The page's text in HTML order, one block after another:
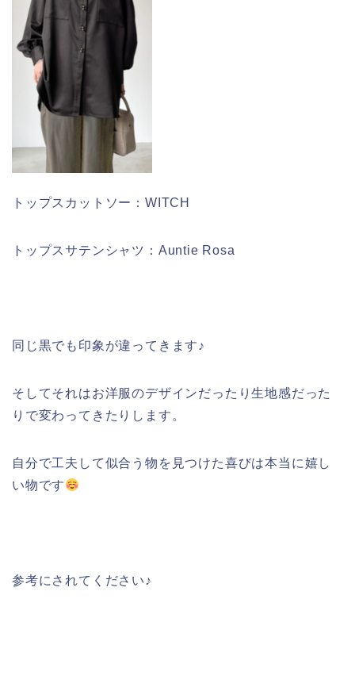
トップスカットソー：WITCH
トップスサテンシャツ：Auntie Rosa
同じ黒でも印象が違ってきます♪
そしてそれはお洋服のデザインだったり生地感だった
りで変わってきたりします。
自分で工夫して似合う物を見つけた喜びは本当に嬉し
い物です
参考にされてください♪